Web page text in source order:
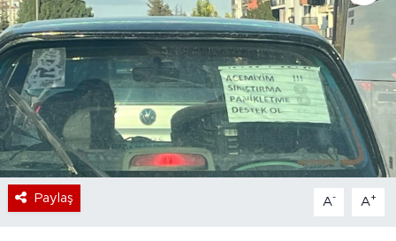
Paylaş A- A+
Bölge
Teknoloji
Magazin
Dünya
Sektör